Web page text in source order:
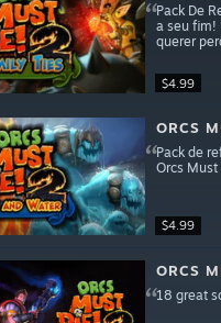
$4.99
Pack De
a seu fim!
querer
$4.99
ORCS
Pack de
Orcs Must
ORCS
18 great